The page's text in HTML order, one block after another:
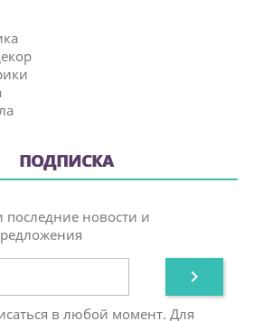
ПОДПИСКА
новости и

в любой момент. Для